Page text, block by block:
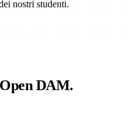
nostri studenti.
Open DAM.